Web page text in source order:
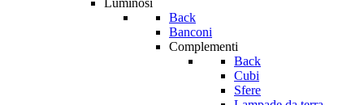
Luminosi
Back
Banconi
Complementi
Back
Cubi
Sfere